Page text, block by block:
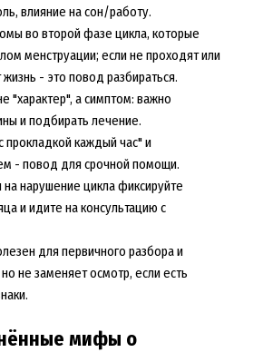
влияние на сон/работу.
во второй фазе цикла, которые
менструации; если не проходят или
- это повод разбираться.
"характер", а симптом: важно
и подбирать лечение.
прокладкой каждый час" и
- повод для срочной помощи.
нарушение цикла фиксируйте
и идите на консультацию с
для первичного разбора и
не заменяет осмотр, если есть
мифы о